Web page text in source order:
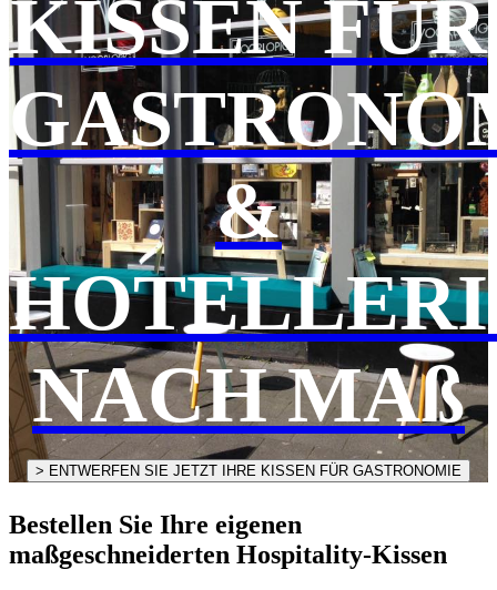
KISSEN FÜR
&
NACH MAß
> ENTWERFEN SIE JETZT IHRE KISSEN FÜR GASTRONOMIE
Bestellen Sie Ihre eigenen
maßgeschneiderten Hospitality-Kissen